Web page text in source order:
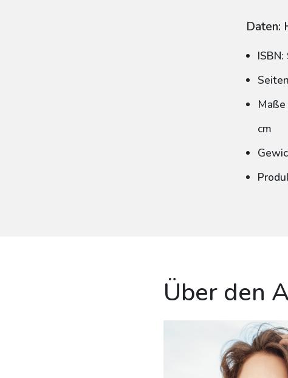
Daten:
cm
Über den